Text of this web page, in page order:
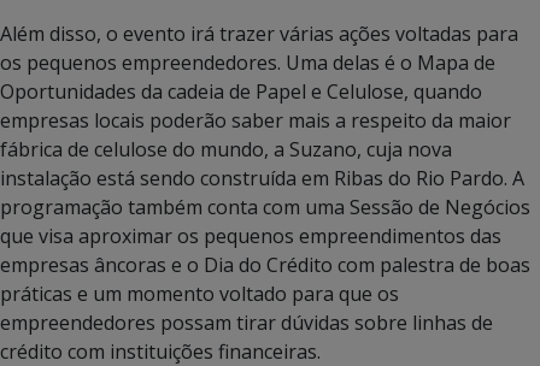
Além disso, o evento irá trazer várias ações voltadas para
os pequenos empreendedores. Uma delas é o Mapa de
Oportunidades da cadeia de Papel e Celulose, quando
empresas locais poderão saber mais a respeito da maior
fábrica de celulose do mundo, a Suzano, cuja nova
instalação está sendo construída em Ribas do Rio Pardo. A
programação também conta com uma Sessão de Negócios
que visa aproximar os pequenos empreendimentos das
empresas âncoras e o Dia do Crédito com palestra de boas
práticas e um momento voltado para que os
empreendedores possam tirar dúvidas sobre linhas de
crédito com instituições financeiras.